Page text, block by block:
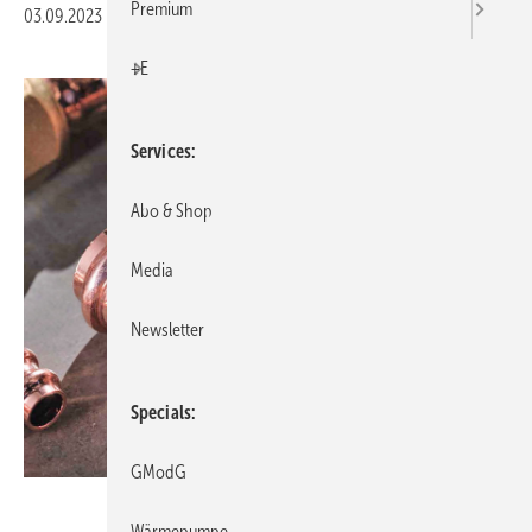
03.09.2023 Veröffentlicht in
Premium
+E
Services
Abo & Shop
Media
Newsletter
Specials
GModG